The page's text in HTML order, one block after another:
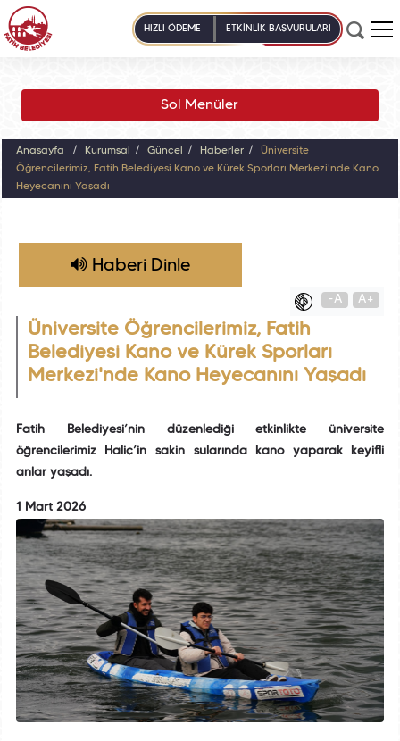
HIZLI ÖDEME ETKİNLİK BAŞVURULARI
Sol Menüler
Anasayfa Kurumsal Güncel Haberler
Üniversite
Öğrencilerimiz, Fatih Belediyesi Kano ve Kürek Sporları Merkezi'nde Kano
Heyecanını Yaşadı
Haberi Dinle
-A A+
Üniversite Öğrencilerimiz, Fatih
Belediyesi Kano ve Kürek Sporları
Merkezi'nde Kano Heyecanını Yaşadı
Fatih Belediyesi’nin düzenlediği etkinlikte üniversite
öğrencilerimiz Haliç’in sakin sularında kano yaparak keyifli
anlar yaşadı.
1 Mart 2026